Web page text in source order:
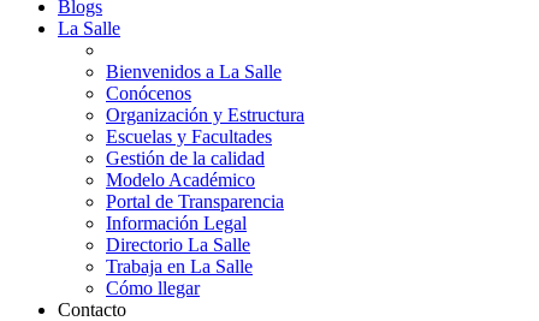
Blogs
La Salle
Bienvenidos a La Salle
Conócenos
Organización y Estructura
Escuelas y Facultades
Gestión de la calidad
Modelo Académico
Portal de Transparencia
Información Legal
Directorio La Salle
Trabaja en La Salle
Cómo llegar
Contacto